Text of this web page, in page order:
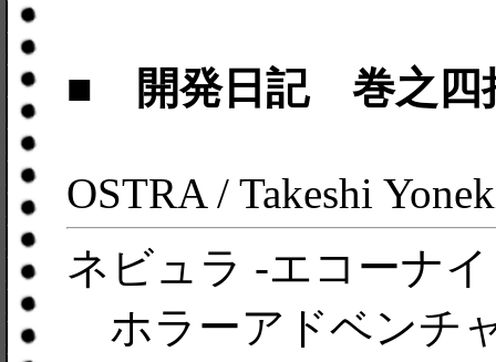
■ 開発日記 巻之四
OSTRA / Takeshi
ネビュラ -エコーナイ
ホラーアドベンチ